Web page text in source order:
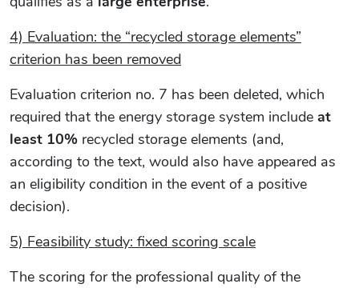
4) Evaluation: the “recycled storage elements”
criterion has been removed
Evaluation criterion no. 7 has been deleted, which
required that the energy storage system include at
least 10% recycled storage elements (and,
according to the text, would also have appeared as
an eligibility condition in the event of a positive
decision).
5) Feasibility study: fixed scoring scale
The scoring for the professional quality of the